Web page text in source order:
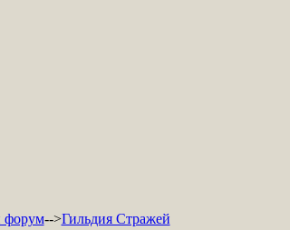
форум-->Гильдия Стражей